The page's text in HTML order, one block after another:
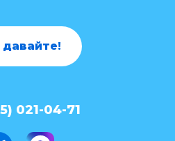
021-04-71